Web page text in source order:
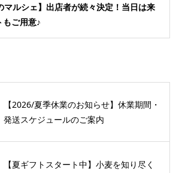
マルシェ】出店者が続々決定！当日は来
ご用意♪
【2026/夏季休業のお知らせ】休業期間・
発送スケジュールのご案内
【夏ギフトスタート中】小麦を知り尽く